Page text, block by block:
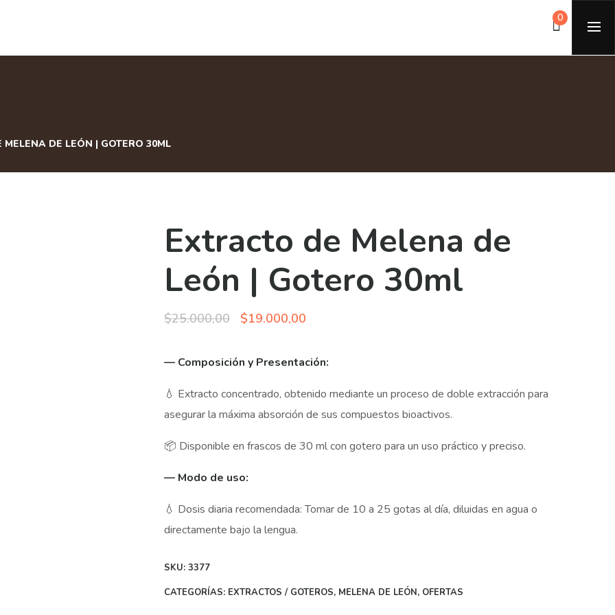
0
MELENA DE LEÓN | GOTERO 30ML
Extracto de Melena de
León | Gotero 30ml
$25.000,00
Original
was:
$25.000,00.
$19.000,00
is:
$19.000,00.
— Composición y Presentación:
💧 Extracto concentrado, obtenido mediante un proceso de doble extracción para
asegurar la máxima absorción de sus compuestos bioactivos.
📦 Disponible en frascos de 30 ml con gotero para un uso práctico y preciso.
— Modo de uso:
💧 Dosis diaria recomendada: Tomar de 10 a 25 gotas al día, diluidas en agua o
directamente bajo la lengua.
SKU: 3377
CATEGORÍAS: EXTRACTOS / GOTEROS, MELENA DE LEÓN, OFERTAS